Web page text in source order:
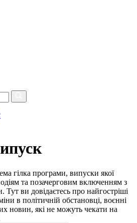
гілка програми, випуски якої
та позачерговим включенням з
ви довідаєтесь про найгостріші
в політичній обстановці, воєнні
новин, які не можуть чекати на